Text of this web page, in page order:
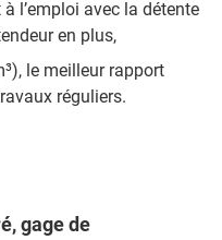
à l’emploi avec la détente
en plus,
le meilleur rapport
réguliers.
gage de